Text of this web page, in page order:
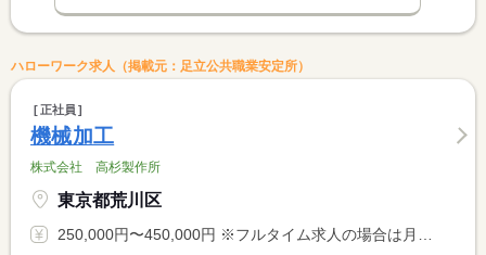
ハローワーク求人（掲載元：足立公共職業安定所）
正社員
機械加工
株式会社 高杉製作所
東京都荒川区
250,000円〜450,000円 ※フルタイム求人の場合は月額（換算額）、パート求人の場合は時間額を表示しています。